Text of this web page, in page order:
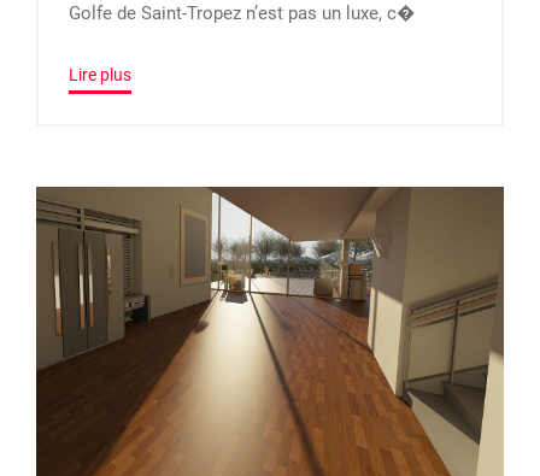
Golfe de Saint-Tropez n’est pas un luxe, c�
Lire plus